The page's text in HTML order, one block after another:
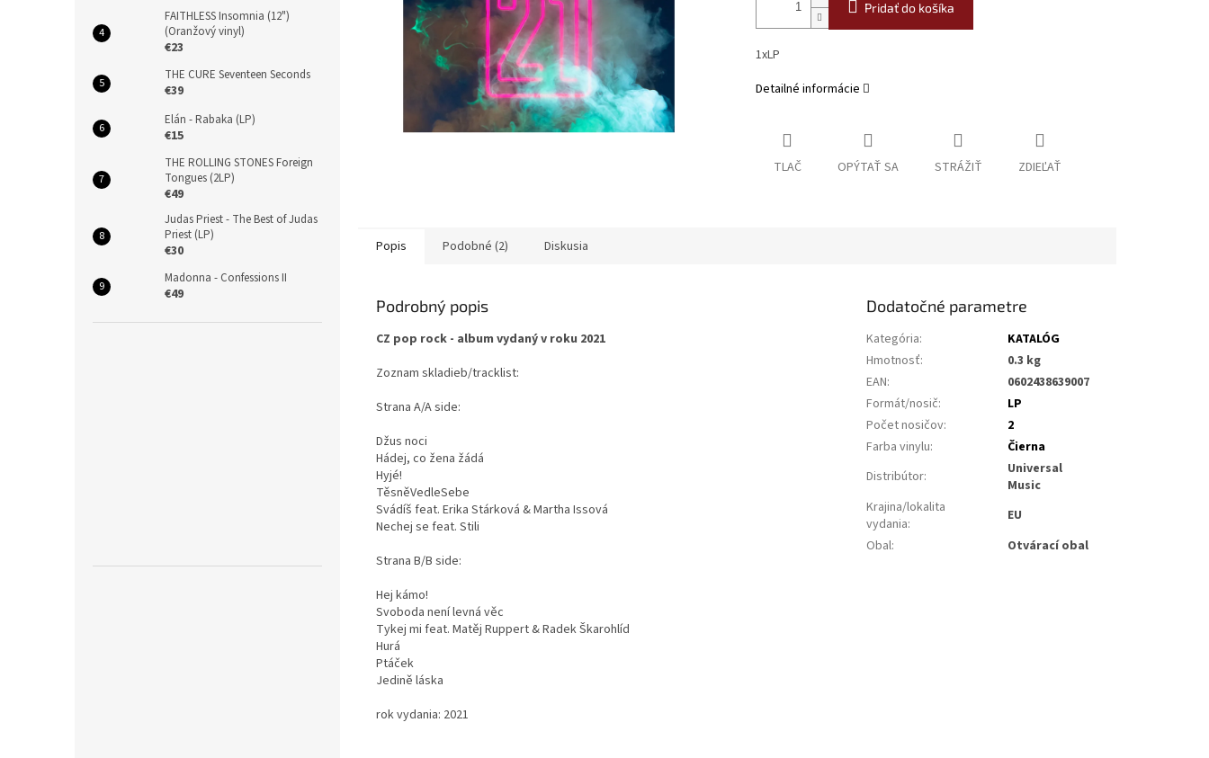
FAITHLESS Insomnia (12")
(Oranžový vinyl)
€23
THE CURE Seventeen Seconds
€39
Elán - Rabaka (LP)
€15
THE ROLLING STONES Foreign
Tongues (2LP)
€49
Judas Priest - The Best of Judas
Priest (LP)
€30
Madonna - Confessions II
€49
Pridať do košíka
1xLP
Detailné informácie
TLAČ OPÝTAŤ SA STRÁŽIŤ ZDIEĽAŤ
Popis Podobné (2) Diskusia
Podrobný popis
CZ pop rock - album vydaný v roku 2021
Zoznam skladieb/tracklist:
Strana A/A side:
Džus noci
Hádej, co žena žádá
Hyjé!
TěsněVedleSebe
Svádíš feat. Erika Stárková & Martha Issová
Nechej se feat. Stili
Strana B/B side:
Hej kámo!
Svoboda není levná věc
Tykej mi feat. Matěj Ruppert & Radek Škarohlíd
Hurá
Ptáček
Jedině láska
rok vydania: 2021
Dodatočné parametre
Kategória:
KATALÓG
Hmotnosť:
0.3 kg
EAN:
0602438639007
Formát/nosič:
LP
Počet nosičov:
2
Farba vinylu:
Čierna
Distribútor:
Universal
Music
Krajina/lokalita
vydania:
EU
Obal: Otvárací obal